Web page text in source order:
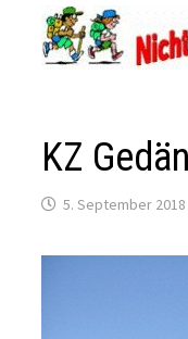
Inhalt
springen
KZ
5. September 2018